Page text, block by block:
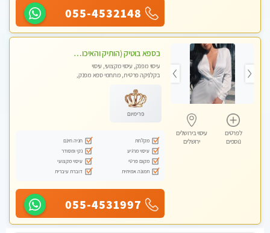
055-4532148
לפרטים
נוספים
עיסוי בירושלים
ירושלים
בספא בוטיק (הותיק והאיכותי בירושלים) מבחר טיפולים מפנקים עם שמנים חמים לגוף ולנפש
עיסוי מפנק, עיסוי מקצועי, עיסוי
בקלניקה פרטית, מתחמי ספא מפנק,
פרימיום
מקלחת
חניה חינם
עיסוי מרגיע
נקי ומסודר
מקום פרטי
עיסוי מקצועי
תמונה אמיתית
דוברת עיברית
055-4531997